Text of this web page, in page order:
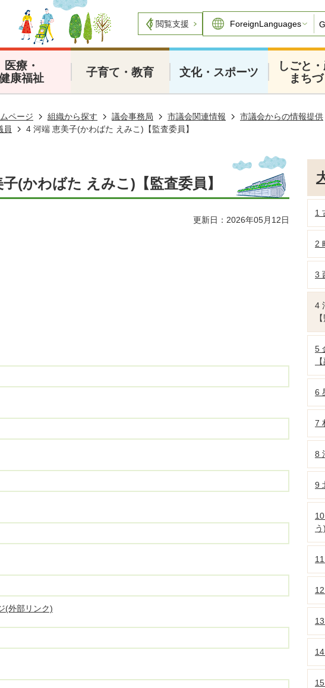
閲覧支援
医療・
康福祉
子育て・教育 文化・スポーツ
しごと・
まち
ページ 組織から探す 議会事務局 市議会関連情報 市議会からの情報提供
員
4 河端 恵美子(かわばた えみこ)【監査委員】
(かわばた えみこ)【監査委員】
更新日：2026年05月12日
(外部リンク)
1
2
3
4
5
6
7
8
9
う)